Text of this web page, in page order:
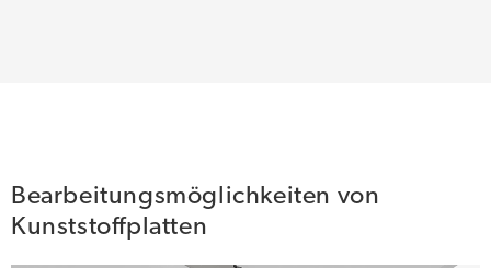
Bearbeitungsmöglichkeiten von
Kunststoffplatten